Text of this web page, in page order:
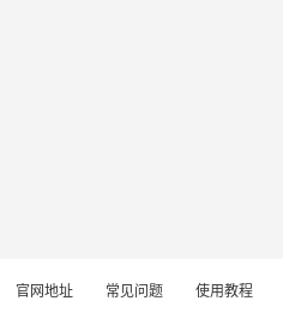
官网地址 常见问题 使用教程